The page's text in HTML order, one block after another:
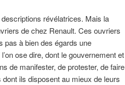
révélatrices. Mais la
de chez Renault. Ces ouvriers
pas à bien des égards une
ose dire, dont le gouvernement et
de manifester, de protester, de faire
ils disposent au mieux de leurs